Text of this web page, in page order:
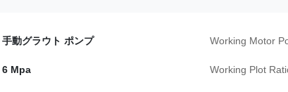
手動グラウト ポンプ Working Motor
6 Mpa Working Plot